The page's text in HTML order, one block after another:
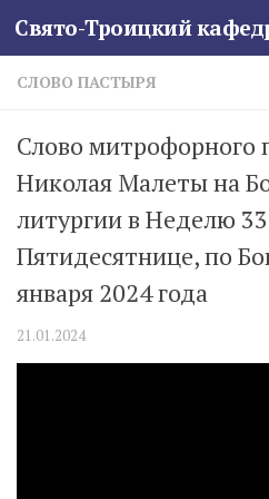
Skip to content
СЛОВО ПАСТЫРЯ
Слово митрофорного
Николая Малеты на
литургии в Неделю
Пятидесятнице, по
января 2024 года
21.01.2024